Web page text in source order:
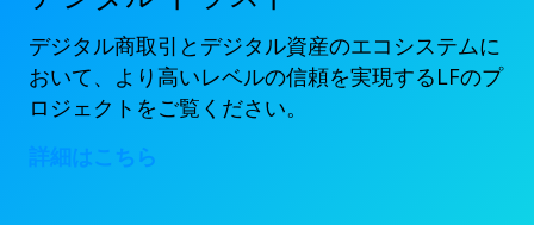
デジタル商取引とデジタル資産のエコシステムに
おいて、より高いレベルの信頼を実現するLFのプ
ロジェクトをご覧ください。
詳細はこちら